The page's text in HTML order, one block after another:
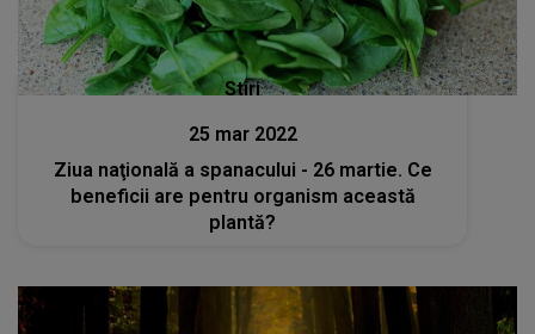
Stiri
25 mar 2022
Ziua naţională a spanacului - 26 martie. Ce
beneficii are pentru organism această
plantă?